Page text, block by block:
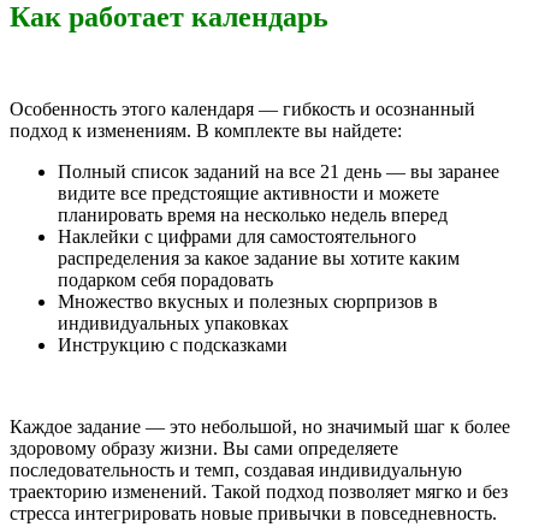
Как работает календарь
Особенность этого календаря — гибкость и осознанный
подход к изменениям. В комплекте вы найдете:
Полный список заданий на все 21 день — вы заранее
видите все предстоящие активности и можете
планировать время на несколько недель вперед
Наклейки с цифрами для самостоятельного
распределения за какое задание вы хотите каким
подарком себя порадовать
Множество вкусных и полезных сюрпризов в
индивидуальных упаковках
Инструкцию с подсказками
Каждое задание — это небольшой, но значимый шаг к более
здоровому образу жизни. Вы сами определяете
последовательность и темп, создавая индивидуальную
траекторию изменений. Такой подход позволяет мягко и без
стресса интегрировать новые привычки в повседневность.